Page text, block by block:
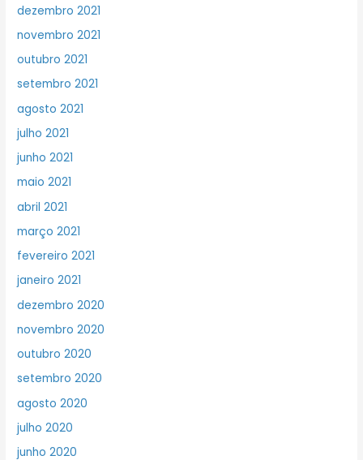
dezembro 2021
novembro 2021
outubro 2021
setembro 2021
agosto 2021
julho 2021
junho 2021
maio 2021
abril 2021
março 2021
fevereiro 2021
janeiro 2021
dezembro 2020
novembro 2020
outubro 2020
setembro 2020
agosto 2020
julho 2020
junho 2020